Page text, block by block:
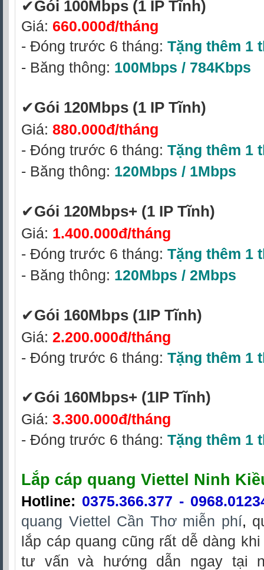
✔‎Gói 100Mbps (1 IP Tĩnh)
Giá: 660.000đ/tháng
- Đóng trước 6 tháng: Tặng thêm 1
- Băng thông: 100Mbps / 784Kbps
✔Gói 120Mbps (1 IP Tĩnh)
Giá: 880.000đ/tháng
- Đóng trước 6 tháng: Tặng thêm 1
- Băng thông: 120Mbps / 1Mbps
✔‎Gói 120Mbps+ (1 IP Tĩnh)
Giá: 1.400.000đ/tháng
- Đóng trước 6 tháng: Tặng thêm 1
- Băng thông: 120Mbps / 2Mbps
✔‎Gói 160Mbps (1IP Tĩnh)
Giá: 2.200.000đ/tháng
- Đóng trước 6 tháng: Tặng thêm 1
✔‎Gói 160Mbps+ (1IP Tĩnh)
Giá: 3.300.000đ/tháng
- Đóng trước 6 tháng: Tặng thêm 1
Lắp cáp quang Viettel Ninh
Hotline: 0375.366.377 -
quang Viettel Cần Thơ miễn phí,
lắp cáp quang cũng rất dễ dàng
tư vấn và hướng dẫn ngay tại